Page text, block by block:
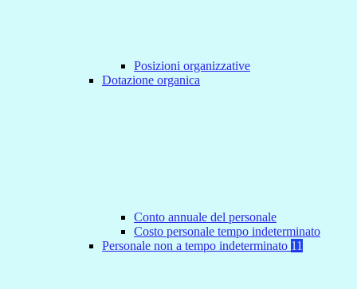
Posizioni organizzative
Dotazione organica
Conto annuale del personale
Costo personale tempo indeterminato
Personale non a tempo indeterminato 11